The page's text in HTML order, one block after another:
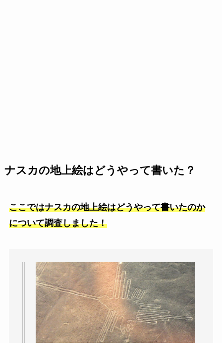
ナスカの地上絵はどうやって書いた？
ここではナスカの地上絵はどうやって書いたのか
について調査しました！